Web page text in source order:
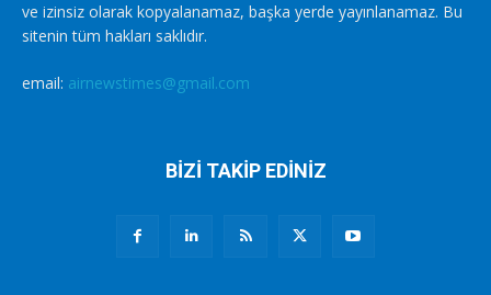
ve izinsiz olarak kopyalanamaz, başka yerde yayınlanamaz. Bu
sitenin tüm hakları saklıdır.
email: airnewstimes@gmail.com
BİZİ TAKİP EDİNİZ